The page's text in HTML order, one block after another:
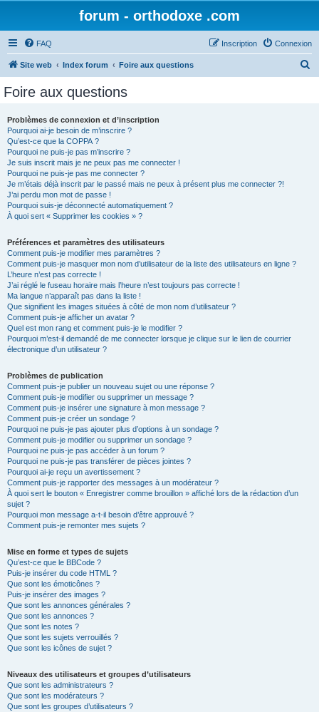
forum - orthodoxe .com
FAQ Connexion
Inscription
Site web Index forum Foire aux questions
Foire aux questions
Problèmes de connexion et d’inscription
Pourquoi ai-je besoin de m’inscrire ?
Qu’est-ce que la COPPA ?
Pourquoi ne puis-je pas m’inscrire ?
Je suis inscrit mais je ne peux pas me connecter !
Pourquoi ne puis-je pas me connecter ?
Je m’étais déjà inscrit par le passé mais ne peux à présent plus me connecter ?!
J’ai perdu mon mot de passe !
Pourquoi suis-je déconnecté automatiquement ?
À quoi sert « Supprimer les cookies » ?
Préférences et paramètres des utilisateurs
Comment puis-je modifier mes paramètres ?
Comment puis-je masquer mon nom d’utilisateur de la liste des utilisateurs en ligne ?
L’heure n’est pas correcte !
J’ai réglé le fuseau horaire mais l’heure n’est toujours pas correcte !
Ma langue n’apparaît pas dans la liste !
Que signifient les images situées à côté de mon nom d’utilisateur ?
Comment puis-je afficher un avatar ?
Quel est mon rang et comment puis-je le modifier ?
Pourquoi m’est-il demandé de me connecter lorsque je clique sur le lien de courrier
électronique d’un utilisateur ?
Problèmes de publication
Comment puis-je publier un nouveau sujet ou une réponse ?
Comment puis-je modifier ou supprimer un message ?
Comment puis-je insérer une signature à mon message ?
Comment puis-je créer un sondage ?
Pourquoi ne puis-je pas ajouter plus d’options à un sondage ?
Comment puis-je modifier ou supprimer un sondage ?
Pourquoi ne puis-je pas accéder à un forum ?
Pourquoi ne puis-je pas transférer de pièces jointes ?
Pourquoi ai-je reçu un avertissement ?
Comment puis-je rapporter des messages à un modérateur ?
À quoi sert le bouton « Enregistrer comme brouillon » affiché lors de la rédaction d’un
sujet ?
Pourquoi mon message a-t-il besoin d’être approuvé ?
Comment puis-je remonter mes sujets ?
Mise en forme et types de sujets
Qu’est-ce que le BBCode ?
Puis-je insérer du code HTML ?
Que sont les émoticônes ?
Puis-je insérer des images ?
Que sont les annonces générales ?
Que sont les annonces ?
Que sont les notes ?
Que sont les sujets verrouillés ?
Que sont les icônes de sujet ?
Niveaux des utilisateurs et groupes d’utilisateurs
Que sont les administrateurs ?
Que sont les modérateurs ?
Que sont les groupes d’utilisateurs ?